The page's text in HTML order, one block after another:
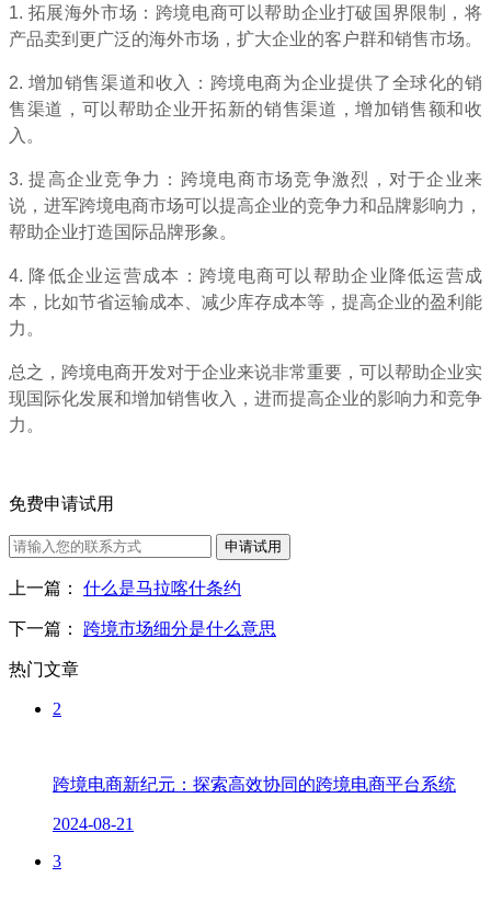
1. 拓展海外市场：跨境电商可以帮助企业打破国界限制，将
产品卖到更广泛的海外市场，扩大企业的客户群和销售市场。
2. 增加销售渠道和收入：跨境电商为企业提供了全球化的销
售渠道，可以帮助企业开拓新的销售渠道，增加销售额和收
入。
3. 提高企业竞争力：跨境电商市场竞争激烈，对于企业来
说，进军跨境电商市场可以提高企业的竞争力和品牌影响力，
帮助企业打造国际品牌形象。
4. 降低企业运营成本：跨境电商可以帮助企业降低运营成
本，比如节省运输成本、减少库存成本等，提高企业的盈利能
力。
总之，跨境电商开发对于企业来说非常重要，可以帮助企业实
现国际化发展和增加销售收入，进而提高企业的影响力和竞争
力。
免费申请试用
申请试用
上一篇： 什么是马拉喀什条约
下一篇： 跨境市场细分是什么意思
热门文章
2
跨境电商新纪元：探索高效协同的跨境电商平台系统
2024-08-21
3